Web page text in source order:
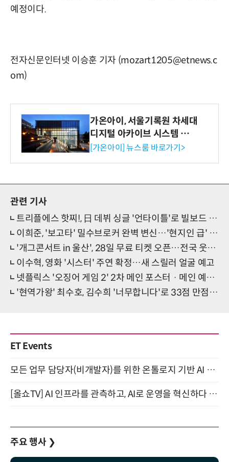
예정이다.
전자신문인터넷 이승훈 기자 (mozart1205@etnews.c
om)
가온아이, 서울기록원 차세대
디지털 아카이브 시스템 구축
수행
[가온아이] 뉴스룸 바로가기>
관련 기사
트리플에스 핫찌!, 日 데뷔 싱글 '언타이틀'로 빌보드 재팬 싱글 차트 4위
이희준, '보고타' 밀수브로커 완벽 변신…'현지인 급' 캐릭터스틸 공개
'개그콘서트 in 울산', 28일 무료 티켓 오픈…전국 웃음 배달 예고
이수혁, 영화 '시스터' 주연 확정…새 스릴러 얼굴 예고
넷플릭스 '오징어 게임 2' 2차 메인 포스터 · 메인 예고편 공개
'현역가왕' 최수호, 김수희 '너무합니다'로 33점 만점에 32점 획득
ET Events
모든 업무 담당자(비개발자)를 위한 온톨로지 기반 AI 지식체계 설계 1-day 워크숍 8월 20일 개최
[올쇼TV] AI 인프라를 관측하고, AI로 운영을 혁신하다 (8월 11일 생방송)
주요 행사 ❯